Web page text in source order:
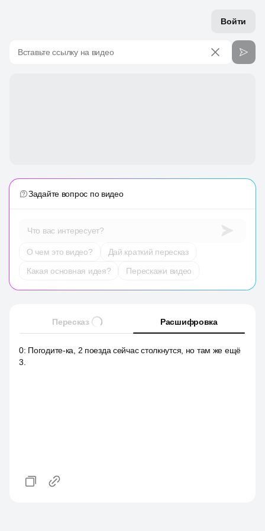
Войти
Вставьте ссылку на видео
Задайте вопрос по видео
Что вас интересует?
О чем это видео?
Дай краткий пересказ
Какая основная идея?
Перескажи видео
Пересказ Расшифровка
0: Погодите-ка, 2 поезда сейчас столкнутся, но там же ещё
3.